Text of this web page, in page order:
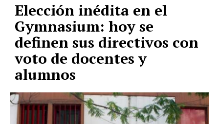
Elección inédita en el
Gymnasium: hoy se
definen sus directivos con
voto de docentes y
alumnos